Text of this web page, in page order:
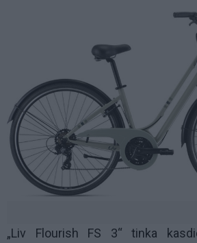
„Liv Flourish FS 3“ tinka